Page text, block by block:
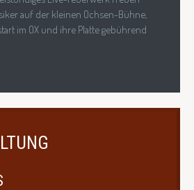
auf der kleinen Ochsen-Bühne,
im OX und ihre Platte gebührend